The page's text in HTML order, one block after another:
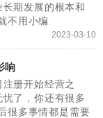
期发展的根本和
不用小编
2023-03-10
响
册开始经营之
了，你还有很多
很多事情都是需要